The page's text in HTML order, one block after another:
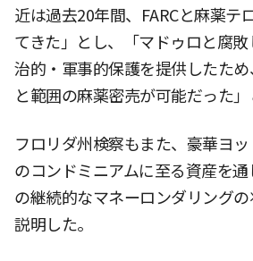
近は過去20年間、FARCと麻薬テ
てきた」とし、「マドゥロと腐
治的・軍事的保護を提供したた
と範囲の麻薬密売が可能だった」
フロリダ州検察もまた、豪華ヨ
のコンドミニアムに至る資産を
の継続的なマネーロンダリング
説明した。